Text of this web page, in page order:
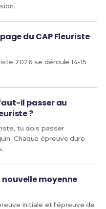
du CAP Fleuriste
2026 se déroule 14-15
il passer au
?
tu dois passer
Chaque épreuve dure
moyenne
initiale et l'épreuve de